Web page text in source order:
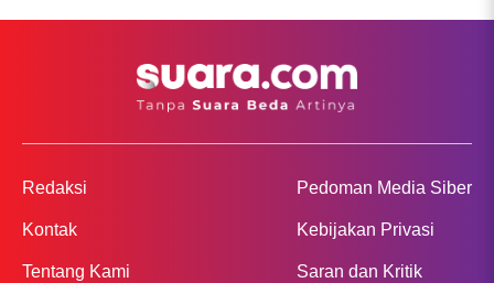
Redaksi
Kontak
Tentang Kami
Pedoman Media Siber
Kebijakan Privasi
Saran dan Kritik